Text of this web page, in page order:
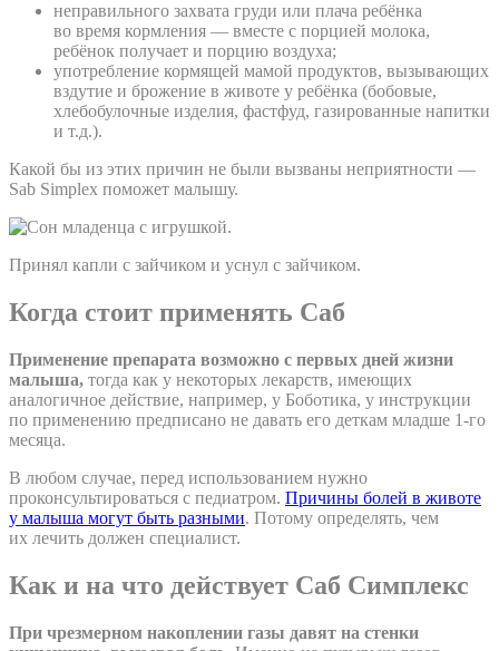
неправильного захвата груди или плача ребёнка
во время кормления — вместе с порцией молока,
ребёнок получает и порцию воздуха;
употребление кормящей мамой продуктов, вызывающих
вздутие и брожение в животе у ребёнка (бобовые,
хлебобулочные изделия, фастфуд, газированные напитки
и т.д.).
Какой бы из этих причин не были вызваны неприятности —
Sab Simplex поможет малышу.
Принял капли с зайчиком и уснул с зайчиком.
Когда стоит применять Саб
Применение препарата возможно с первых дней жизни
малыша, тогда как у некоторых лекарств, имеющих
аналогичное действие, например, у Боботика, у инструкции
по применению предписано не давать его деткам младше 1-го
месяца.
В любом случае, перед использованием нужно
проконсультироваться с педиатром. Причины болей в животе
у малыша могут быть разными. Потому определять, чем
их лечить должен специалист.
Как и на что действует Саб Симплекс
При чрезмерном накоплении газы давят на стенки